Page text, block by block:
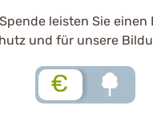
leisten Sie einen
und für unsere
€